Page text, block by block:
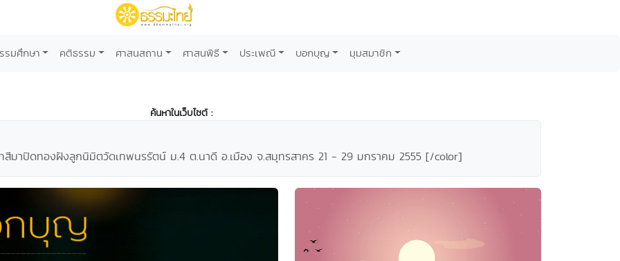
รมศึกษา คติธรรม ศาสนสถาน ศาสนพิธี ประเพณี บอกบุญ มุมสมาชิก
ค้นหาในเว็บไซต์ :
าปิดทองฝังลูกนิมิตวัดเทพนรรัตน์ ม.4 ต.นาดี อ.เมือง จ.สมุทรสาคร 21 - 29 มกราคม 2555 [/color]